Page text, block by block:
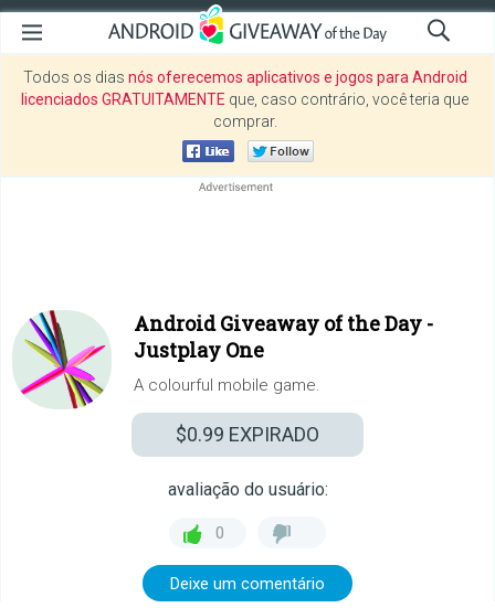
Todos os dias nós oferecemos aplicativos e jogos para Android
licenciados GRATUITAMENTE que, caso contrário, você teria que
comprar.
Android Giveaway of the Day -
Justplay One
A colourful mobile game.
$0.99 EXPIRADO
avaliação do usuário:
0
Deixe um comentário